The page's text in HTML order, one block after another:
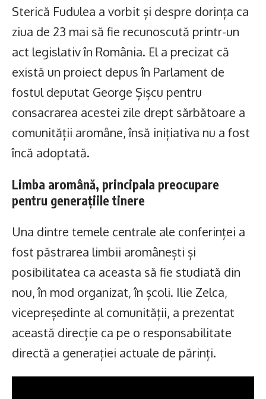
Sterică Fudulea a vorbit și despre dorința ca
ziua de 23 mai să fie recunoscută printr-un
act legislativ în România. El a precizat că
există un proiect depus în Parlament de
fostul deputat George Șișcu pentru
consacrarea acestei zile drept sărbătoare a
comunității aromâne, însă inițiativa nu a fost
încă adoptată.
Limba aromână, principala preocupare
pentru generațiile tinere
Una dintre temele centrale ale conferinței a
fost păstrarea limbii aromânești și
posibilitatea ca aceasta să fie studiată din
nou, în mod organizat, în școli. Ilie Zelca,
vicepreședinte al comunității, a prezentat
această direcție ca pe o responsabilitate
directă a generației actuale de părinți.